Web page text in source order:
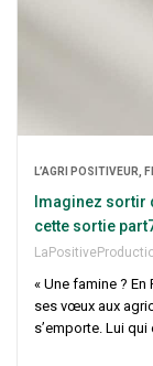
L’A­GRI POSI­TI­VEUR,
Ima­gi­nez sor­tir
cette sor­tie
« Une famine ? En
ses vœux aux
s’emporte. Lui